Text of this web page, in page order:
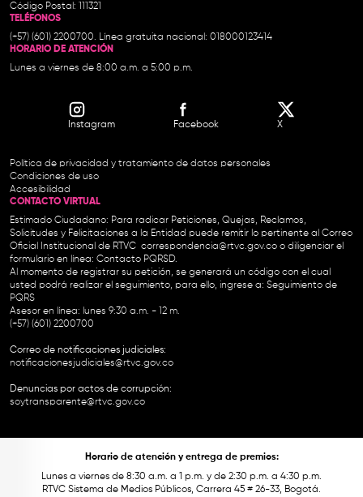
Código Postal: 111321
TELÉFONOS
(+57) (601) 2200700. Línea gratuita nacional: 018000123414
HORARIO DE ATENCIÓN
Lunes a viernes de 8:00 a.m. a 5:00 p.m.
Instagram Facebook X
Política de privacidad y tratamiento de datos personales
Condiciones de uso
Accesibilidad
CONTACTO VIRTUAL
Estimado Ciudadano: Para radicar Peticiones, Quejas, Reclamos,
Solicitudes y Felicitaciones a la Entidad puede remitir lo pertinente al Correo
Oficial Institucional de RTVC correspondencia@rtvc.gov.co o diligenciar el
formulario en línea: Contacto PQRSD.
Al momento de registrar su petición, se generará un código con el cual
usted podrá realizar el seguimiento, para ello, ingrese a: Seguimiento de
PQRS
Asesor en línea: lunes 9:30 a.m. - 12 m.
(+57) (601) 2200700
Correo de notificaciones judiciales:
notificacionesjudiciales@rtvc.gov.co
Denuncias por actos de corrupción:
soytransparente@rtvc.gov.co
Horario de atención y entrega de premios:
Lunes a viernes de 8:30 a.m. a 1 p.m. y de 2:30 p.m. a 4:30 p.m.
RTVC Sistema de Medios Públicos, Carrera 45 # 26-33, Bogotá.